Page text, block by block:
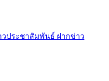
าวประชาสัมพันธ์ ฝากข่าว